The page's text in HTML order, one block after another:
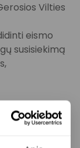
Vilties
eismo
susisiekimą
skirta perėja
ir gyva